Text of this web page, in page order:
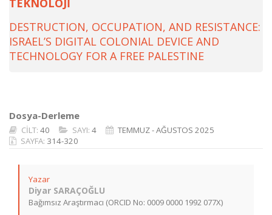
TEKNOLOJİ
DESTRUCTION, OCCUPATION, AND RESISTANCE:
ISRAEL’S DIGITAL COLONIAL DEVICE AND
TECHNOLOGY FOR A FREE PALESTINE
Dosya-Derleme
CİLT: 40 SAYI: 4
TEMMUZ - AĞUSTOS 2025
SAYFA: 314-320
Yazar
Diyar SARAÇOĞLU
Bağımsız Araştırmacı (ORCID No: 0009 0000 1992 077X)